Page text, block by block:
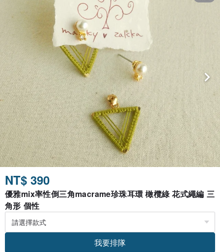
NT$ 390
優雅mix率性倒三角macrame珍珠耳環 橄欖綠 花式繩編 三
角形 個性
我要排隊